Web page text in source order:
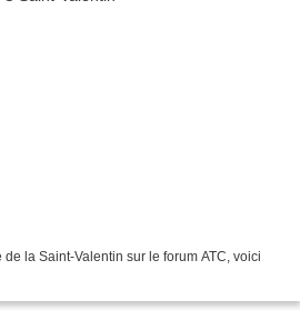
la Saint-Valentin sur le forum ATC, voici